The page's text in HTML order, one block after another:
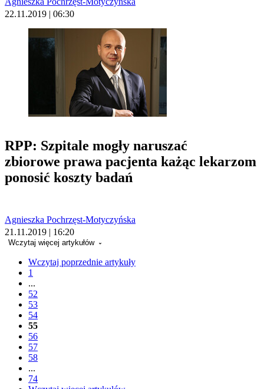
22.11.2019 | 06:30
RPP: Szpitale mogły naruszać
zbiorowe prawa pacjenta każąc lekarzom
ponosić koszty badań
Agnieszka Pochrzęst-Motyczyńska
21.11.2019 | 16:20
Wczytaj więcej artykułów
Wczytaj poprzednie artykuły
1
...
52
53
54
55
56
57
58
...
74